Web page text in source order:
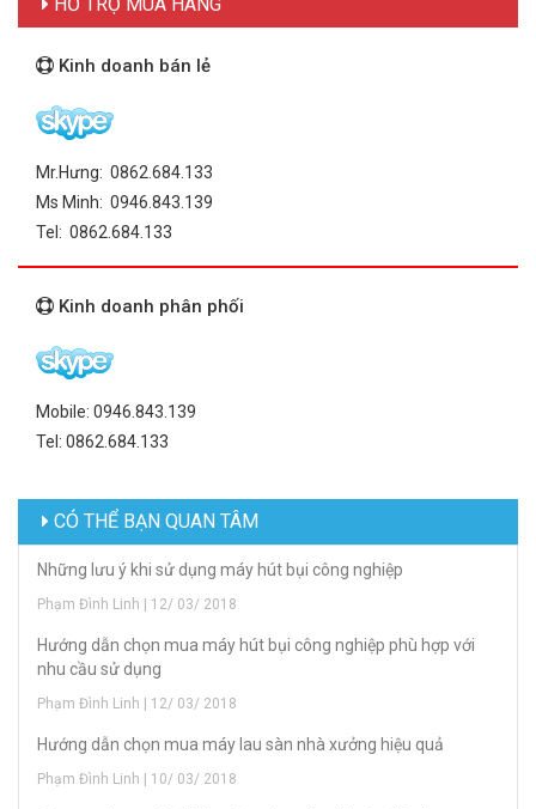
Kinh doanh bán lẻ
Mr.Hưng: 0862.684.133
Ms Minh: 0946.843.139
Tel: 0862.684.133
Kinh doanh phân phối
Mobile: 0946.843.139
Tel: 0862.684.133
CÓ THỂ BẠN QUAN TÂM
Những lưu ý khi sử dụng máy hút bụi công nghiệp
Phạm Đình Linh | 12/ 03/ 2018
Hướng dẫn chọn mua máy hút bụi công nghiệp phù hợp với
nhu cầu sử dụng
Phạm Đình Linh | 12/ 03/ 2018
Hướng dẫn chọn mua máy lau sàn nhà xưởng hiệu quả
Phạm Đình Linh | 10/ 03/ 2018